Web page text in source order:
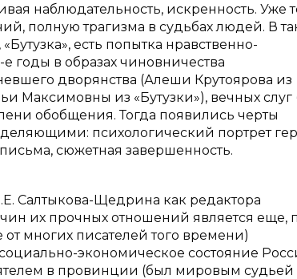
наблюдательность, искренность. Уже
полную трагизма в судьбах людей. В
есть попытка нравственно-
годы в образах чиновничества
дворянства (Алеши Крутоярова из
Максимовны из «Бутузки»), вечных слуг
обобщения. Тогда появились черты
психологический портрет
сюжетная завершенность.
Салтыкова-Щедрина как редактора
их прочных отношений является еще,
многих писателей того времени)
экономическое состояние
в провинции (был мировым судьей